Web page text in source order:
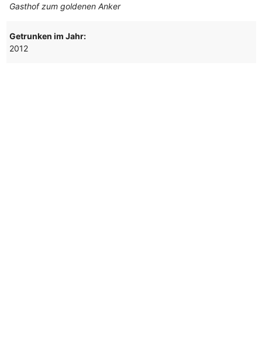
Gasthof zum goldenen Anker
Getrunken im Jahr:
2012